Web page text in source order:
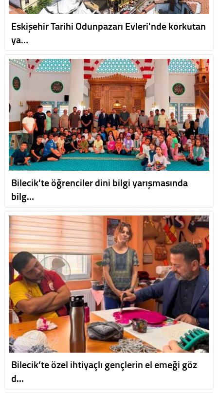
Eskişehir Tarihi Odunpazarı Evleri'nde korkutan
ya…
Bilecik'te öğrenciler dini bilgi yarışmasında
bilg…
Bilecik’te özel ihtiyaçlı gençlerin el emeği göz
d…